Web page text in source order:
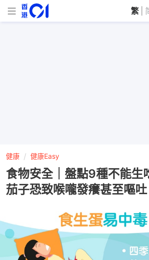
繁
健康 健康Easy
食物安全｜盤點9種不能生
茄子恐致喉嚨發癢甚至嘔吐